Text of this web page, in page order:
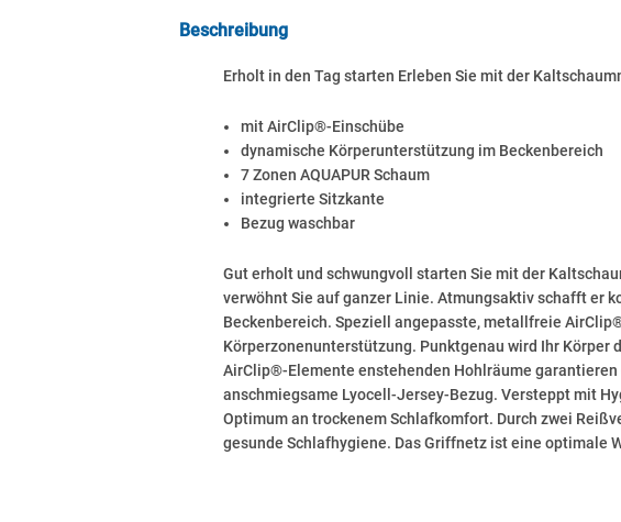
Beschreibung
Erholt in den Tag starten Erleben Sie mit der
mit AirClip®-Einschübe
dynamische Körperunterstützung im Beckenbereich
7 Zonen AQUAPUR Schaum
integrierte Sitzkante
Bezug waschbar
Gut erholt und schwungvoll starten Sie mit der
verwöhnt Sie auf ganzer Linie. Atmungsaktiv schafft er
Beckenbereich. Speziell angepasste, metallfreie
Körperzonenunterstützung. Punktgenau wird Ihr
AirClip®-Elemente enstehenden Hohlräume
anschmiegsame Lyocell-Jersey-Bezug. Versteppt mit
Optimum an trockenem Schlafkomfort. Durch zwei
gesunde Schlafhygiene. Das Griffnetz ist eine optimale